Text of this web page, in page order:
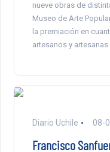
nueve obras de
Museo de Arte
la premiación en
artesanos y
Diario Uchile 08-
Francisco